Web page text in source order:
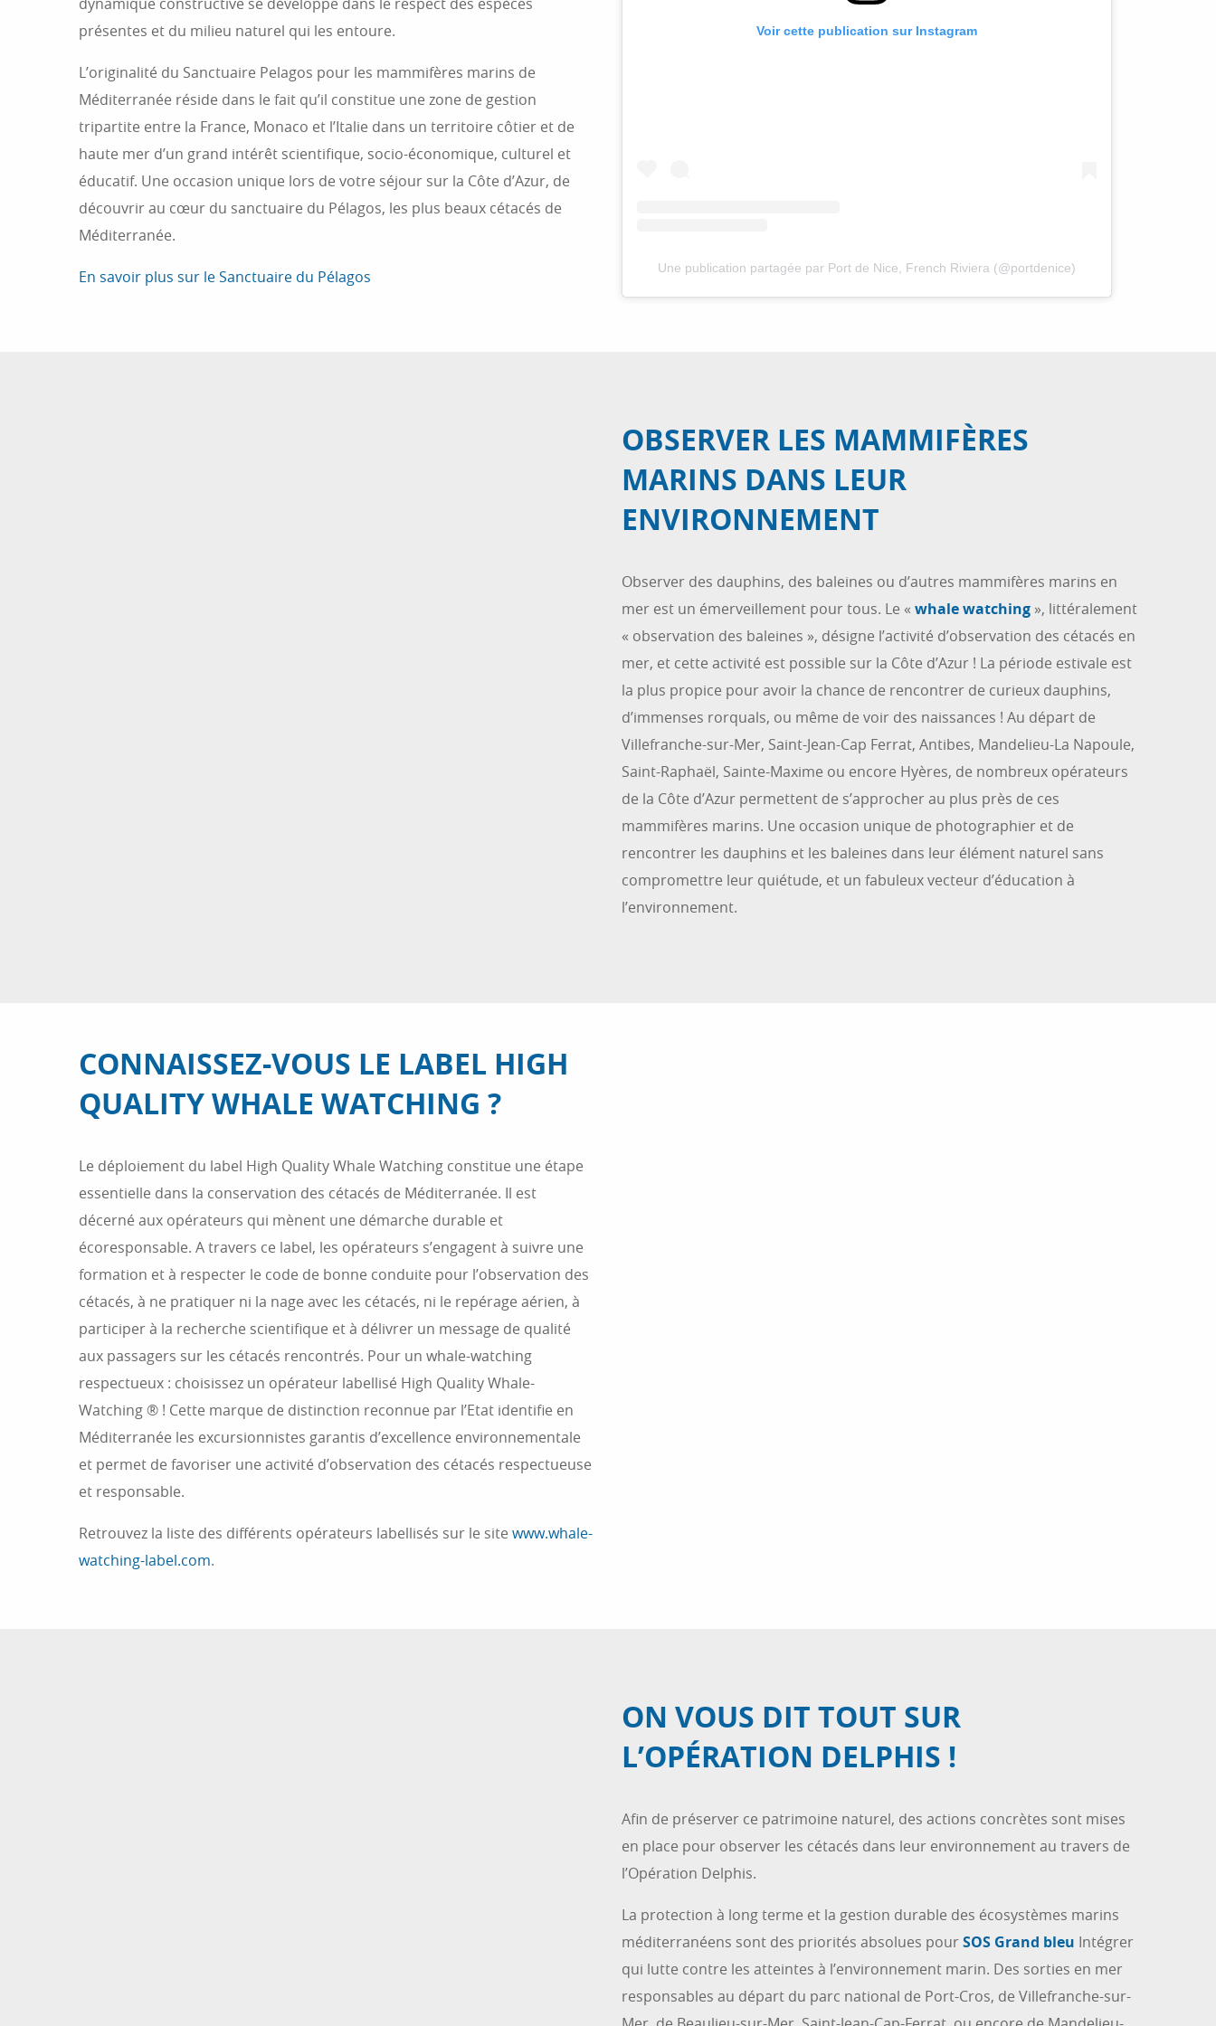
présentes et du milieu naturel qui les entoure.
L’originalité du Sanctuaire Pelagos pour les mammifères marins de
Méditerranée réside dans le fait qu’il constitue une zone de gestion
tripartite entre la France, Monaco et l’Italie dans un territoire côtier et de
haute mer d’un grand intérêt scientifique, socio-économique, culturel et
éducatif. Une occasion unique lors de votre séjour sur la Côte d’Azur, de
découvrir au cœur du sanctuaire du Pélagos, les plus beaux cétacés de
Méditerranée.
En savoir plus sur le Sanctuaire du Pélagos
Voir cette publication sur Instagram
Une publication partagée par Port de Nice, French Riviera (@portdenice)
OBSERVER LES MAMMIFÈRES
MARINS DANS LEUR
ENVIRONNEMENT
Observer des dauphins, des baleines ou d’autres mammifères marins en
mer est un émerveillement pour tous. Le « whale watching », littéralement
« observation des baleines », désigne l’activité d’observation des cétacés en
mer, et cette activité est possible sur la Côte d’Azur ! La période estivale est
la plus propice pour avoir la chance de rencontrer de curieux dauphins,
d’immenses rorquals, ou même de voir des naissances ! Au départ de
Villefranche-sur-Mer, Saint-Jean-Cap Ferrat, Antibes, Mandelieu-La Napoule,
Saint-Raphaël, Sainte-Maxime ou encore Hyères, de nombreux opérateurs
de la Côte d’Azur permettent de s’approcher au plus près de ces
mammifères marins. Une occasion unique de photographier et de
rencontrer les dauphins et les baleines dans leur élément naturel sans
compromettre leur quiétude, et un fabuleux vecteur d’éducation à
l’environnement.
CONNAISSEZ-VOUS LE LABEL HIGH
QUALITY WHALE WATCHING ?
Le déploiement du label High Quality Whale Watching constitue une étape
essentielle dans la conservation des cétacés de Méditerranée. Il est
décerné aux opérateurs qui mènent une démarche durable et
écoresponsable. A travers ce label, les opérateurs s’engagent à suivre une
formation et à respecter le code de bonne conduite pour l’observation des
cétacés, à ne pratiquer ni la nage avec les cétacés, ni le repérage aérien, à
participer à la recherche scientifique et à délivrer un message de qualité
aux passagers sur les cétacés rencontrés. Pour un whale-watching
respectueux : choisissez un opérateur labellisé High Quality Whale-
Watching ® ! Cette marque de distinction reconnue par l’Etat identifie en
Méditerranée les excursionnistes garantis d’excellence environnementale
et permet de favoriser une activité d’observation des cétacés respectueuse
et responsable.
Retrouvez la liste des différents opérateurs labellisés sur le site www.whale-
watching-label.com.
ON VOUS DIT TOUT SUR
L’OPÉRATION DELPHIS !
Afin de préserver ce patrimoine naturel, des actions concrètes sont mises
en place pour observer les cétacés dans leur environnement au travers de
l’Opération Delphis.
La protection à long terme et la gestion durable des écosystèmes marins
méditerranéens sont des priorités absolues pourSOS Grand bleu Intégrer
qui lutte contre les atteintes à l’environnement marin. Des sorties en mer
responsables au départ du parc national de Port-Cros, de Villefranche-sur-